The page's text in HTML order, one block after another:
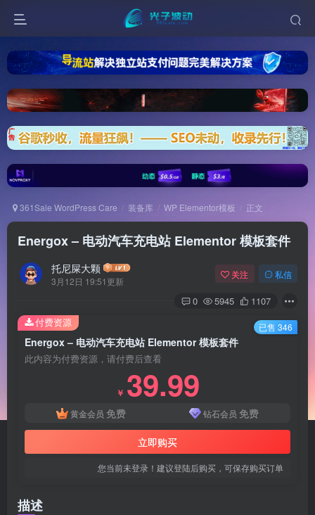
361Sale WordPress Care 装备库 WP Elementor模板 正文
Energox – 电动汽车充电站 Elementor 模板套件
托尼屎大颗
3月12日 19:51更新
关注 私信
0 5945 1107
Energox – 电动汽车充电站 Elementor 模板套件
此内容为付费资源，请付费后查看
￥ 39.99
黄金会员 免费 钻石会员 免费
立即购买
您当前未登录！建议登陆后购买，可保存购买订单
付费资源 已售 346
描述